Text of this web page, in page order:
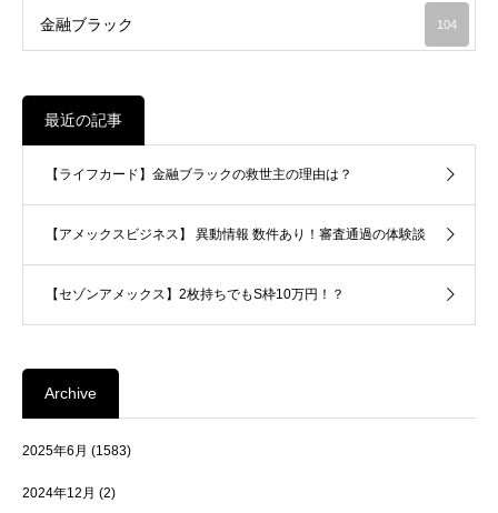
金融ブラック 104
最近の記事
【ライフカード】金融ブラックの救世主の理由は？
【アメックスビジネス】 異動情報 数件あり！審査通過の体験談
【セゾンアメックス】2枚持ちでもS枠10万円！？
Archive
2025年6月 (1583)
2024年12月 (2)